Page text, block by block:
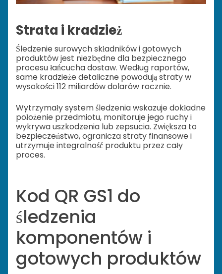
Strata i kradzież
Śledzenie surowych składników i gotowych
produktów jest niezbędne dla bezpiecznego
procesu łańcucha dostaw. Według raportów,
same kradzieże detaliczne powodują straty w
wysokości 112 miliardów dolarów rocznie.
Wytrzymały system śledzenia wskazuje dokładne
położenie przedmiotu, monitoruje jego ruchy i
wykrywa uszkodzenia lub zepsucia. Zwiększa to
bezpieczeństwo, ogranicza straty finansowe i
utrzymuje integralność produktu przez cały
proces.
Kod QR GS1 do
śledzenia
komponentów i
gotowych produktów